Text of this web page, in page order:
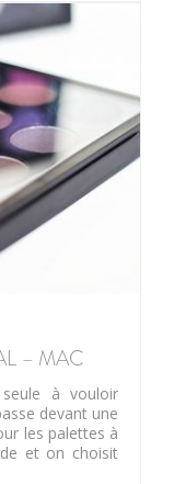
– MAC
à vouloir
devant une
les palettes à
et on choisit